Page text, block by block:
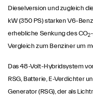
Dieselversion und zugleich
kW (350 PS) starken V6-
erhebliche Senkung des CO2
Vergleich zum Benziner um
Das 48-Volt-Hybridsystem
RSG, Batterie, E-Verdichter
Generator (RSG), der als